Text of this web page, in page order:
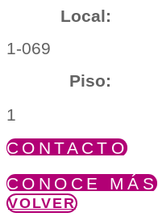
Local:
1-069
Piso:
1
CONTACTO
CONOCE MÁS
VOLVER